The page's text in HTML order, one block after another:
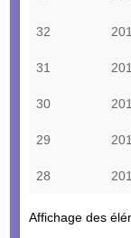
32
31
30
29
28
Affichage des